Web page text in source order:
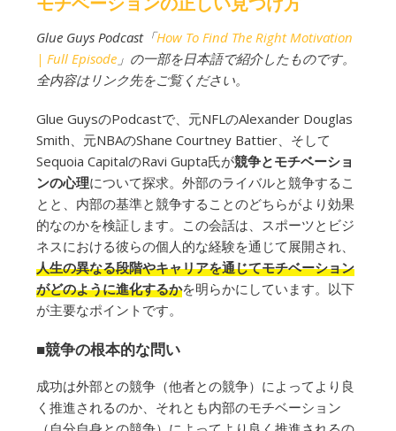
Glue Guys Podcast「How To Find The Right Motivation
| Full Episode 」の一部を日本語で紹介したものです。
全内容はリンク先をご覧ください。
Glue GuysのPodcastで、元NFLのAlexander Douglas
Smith、元NBAのShane Courtney Battier、そして
Sequoia CapitalのRavi Gupta氏が競争とモチベーショ
ンの心理について探求。外部のライバルと競争するこ
とと、内部の基準と競争することのどちらがより効果
的なのかを検証します。この会話は、スポーツとビジ
ネスにおける彼らの個人的な経験を通じて展開され、
人生の異なる段階やキャリアを通じてモチベーション
がどのように進化するかを明らかにしています。以下
が主要なポイントです。
■競争の根本的な問い
成功は外部との競争（他者との競争）によってより良
く推進されるのか、それとも内部のモチベーション